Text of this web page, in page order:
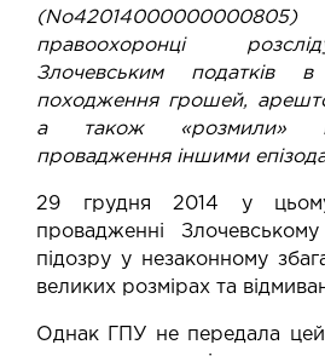
правоохоронці
Злочевським податків
походження грошей,
а також «розмили»
провадження іншими
29 грудня 2014 у цьому
провадженні
підозру у незаконному
великих розмірах та
Однак ГПУ не передала цей